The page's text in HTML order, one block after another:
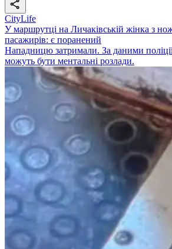
CityLife
У маршрутці на Личаківській жінка з
пасажирів: є поранений
Нападницю затримали. За даними
можуть бути ментальні розлади.